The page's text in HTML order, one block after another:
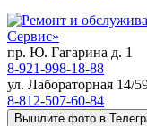
пр. Ю. Гагарина д. 1
8-921-998-18-88
ул. Лабораторная 14/
8-812-507-60-84
Вышлите фото в